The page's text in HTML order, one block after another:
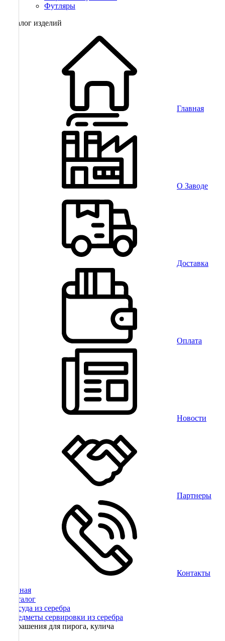
Футляры
Каталог изделий
Главная
О Заводе
Доставка
Оплата
Новости
Партнеры
Контакты
Главная
Каталог
Посуда из серебра
Предметы сервировки из серебра
Украшения для пирога, кулича